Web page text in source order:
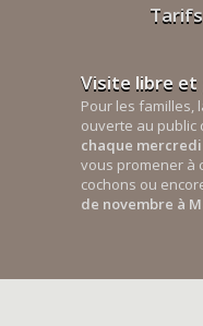
Visite libre
Pour les familles,
ouverte au public
chaque mercredi
vous promener à
cochons ou
de novembre à